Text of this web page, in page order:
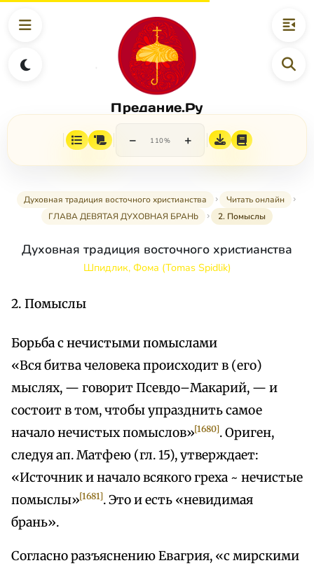
Предание.Ру
− 110% +
Духовная традиция восточного христианства
Читать онлайн
ГЛАВА ДЕВЯТАЯ ДУХОВНАЯ БРАНb
2. Помыслы
Духовная традиция восточного христианства
Шпидлик, Фома (Tomas Spidlik)
2. Помыслы
Борьба с нечистыми помыслами
«Вся битва человека происходит в (его)
мыслях, — говорит Псевдо–Макарий, — и
состоит в том, чтобы упразднить самое
начало нечистых помыслов»[1680]. Ориген,
следуя ап. Матфею (гл. 15), утверждает:
«Источник и начало всякого греха ~ нечистые
помыслы»[1681]. Это и есть «невидимая
брань».
Согласно разъяснению Евагрия, «с мирскими